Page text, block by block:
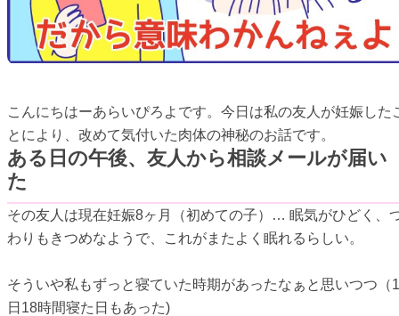
こんにちはーあらいぴろよです。今日は私の友人が妊娠した
とにより、改めて気付いた肉体の神秘のお話です。
ある日の午後、友人から相談メールが届い
た
その友人は現在妊娠8ヶ月（初めての子）… 眠気がひどく、
わりもきつめなようで、これがまたよく眠れるらしい。
そういや私もずっと寝ていた時期があったなぁと思いつつ（1
日18時間寝た日もあった)